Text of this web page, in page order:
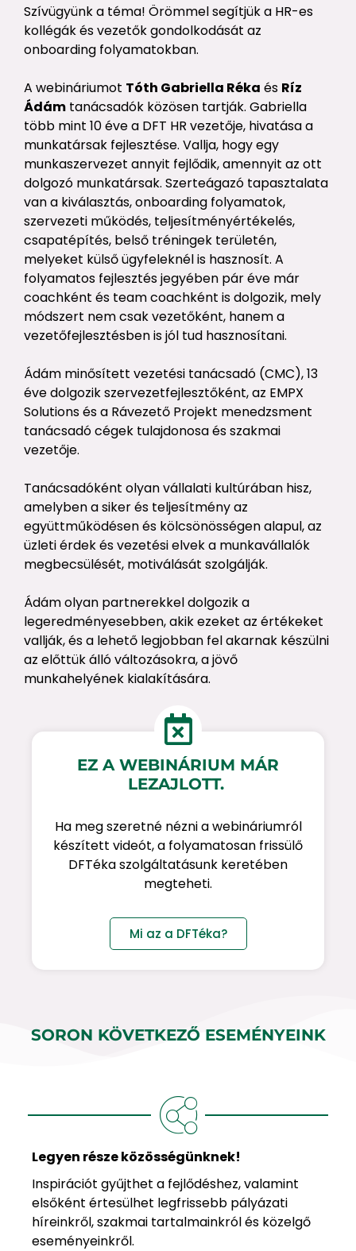
Szívügyünk a téma! Örömmel segítjük a HR-es
kollégák és vezetők gondolkodását az
onboarding folyamatokban.
A webináriumot Tóth Gabriella Réka és Ríz
Ádám tanácsadók közösen tartják. Gabriella
több mint 10 éve a DFT HR vezetője, hivatása a
munkatársak fejlesztése. Vallja, hogy egy
munkaszervezet annyit fejlődik, amennyit az ott
dolgozó munkatársak. Szerteágazó tapasztalata
van a kiválasztás, onboarding folyamatok,
szervezeti működés, teljesítményértékelés,
csapatépítés, belső tréningek területén,
melyeket külső ügyfeleknél is hasznosít. A
folyamatos fejlesztés jegyében pár éve már
coachként és team coachként is dolgozik, mely
módszert nem csak vezetőként, hanem a
vezetőfejlesztésben is jól tud hasznosítani.
Ádám minősített vezetési tanácsadó (CMC), 13
éve dolgozik szervezetfejlesztőként, az EMPX
Solutions és a Rávezető Projekt menedzsment
tanácsadó cégek tulajdonosa és szakmai
vezetője.
Tanácsadóként olyan vállalati kultúrában hisz,
amelyben a siker és teljesítmény az
együttműködésen és kölcsönösségen alapul, az
üzleti érdek és vezetési elvek a munkavállalók
megbecsülését, motiválását szolgálják.
Ádám olyan partnerekkel dolgozik a
legeredményesebben, akik ezeket az értékeket
vallják, és a lehető legjobban fel akarnak készülni
az előttük álló változásokra, a jövő
munkahelyének kialakítására.
EZ A WEBINÁRIUM MÁR
LEZAJLOTT.
Ha meg szeretné nézni a webináriumról
készített videót, a folyamatosan frissülő
DFTéka szolgáltatásunk keretében
megteheti.
Mi az a DFTéka?
SORON KÖVETKEZŐ ESEMÉNYEINK
Legyen része közösségünknek!
Inspirációt gyűjthet a fejlődéshez, valamint
elsőként értesülhet legfrissebb pályázati
híreinkről, szakmai tartalmainkról és közelgő
eseményeinkről.